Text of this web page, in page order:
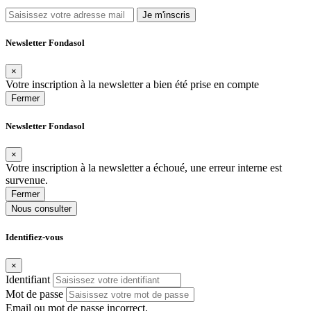
Je m'inscris
Newsletter Fondasol
×
Votre inscription à la newsletter a bien été prise en compte
Fermer
Newsletter Fondasol
×
Votre inscription à la newsletter a échoué, une erreur interne est
survenue.
Fermer
Nous consulter
Identifiez-vous
×
Identifiant
Mot de passe
Email ou mot de passe incorrect.